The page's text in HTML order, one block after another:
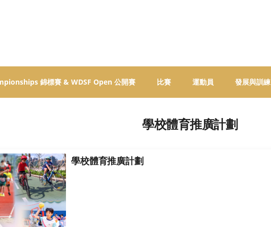
錦標賽 & WDSF Open 公開賽 比賽 運動員 發展與訓練
學校體育推廣計劃
學校體育推廣計劃